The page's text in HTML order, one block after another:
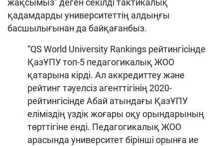
жақсымыз” деген секілді тактикалық
қадамдарды университеттің алдыңғы
басшылығынан да байқағанбыз.
“QS World University Rankings рейтингісінде
ҚазҰПУ топ-5 педагогикалық ЖОО
қатарына кірді. Ал аккредиттеу және
рейтинг тәуелсіз агенттігінің 2020-
рейтингісінде Абай атындағы ҚазҰПУ
еліміздің үздік жоғары оқу орындарының
төрттігіне енді. Педагогикалық ЖОО
арасында университет бірінші орынға ие